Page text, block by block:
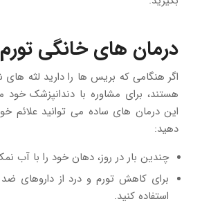
درمان های خانگی
اگر هنگامی که بریس ها را دارید لثه های
هستند، برای مشاوره با دندانپزشک
این درمان های ساده می توانید علائم
دهید:
چندین بار در روز، دهان خود را با آب
برای کاهش تورم و درد از داروهای
استفاده کنید.